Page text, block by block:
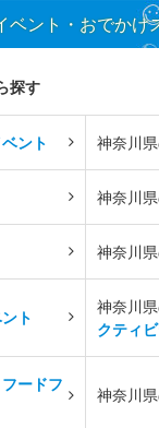
ベント・おでかけ
探す
ント 神奈川
神奈川
神奈川
ト
神奈川
クティ
ードフ
神奈川